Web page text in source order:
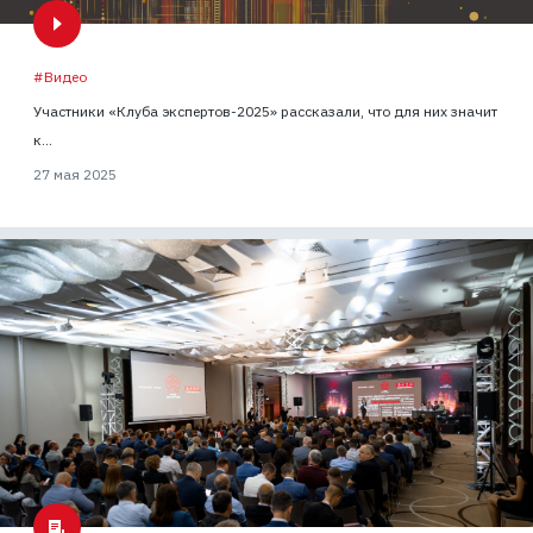
#Видео
Участники «Клуба экспертов-2025» рассказали, что для них значит
к...
27 мая 2025